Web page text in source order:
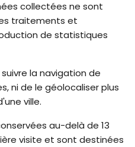
collectées ne sont
traitements et
de statistiques
la navigation de
ni de le géolocaliser plus
ville.
au-delà de 13
visite et sont destinées